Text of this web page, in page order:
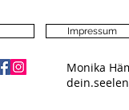
Impressum
Monika